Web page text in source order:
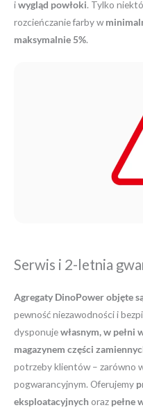
iwygląd powłoki. Tylko
rozcieńczanie farby w
maksymalnie 5%.
Serwis i 2-letnia
Agregaty DinoPower objęte
pewność niezawodności i
dysponujewłasnym, w pełni
magazynem części
potrzeby klientów – zarówno
pogwarancyjnym. Oferujemy
eksploatacyjnych oraz pełne